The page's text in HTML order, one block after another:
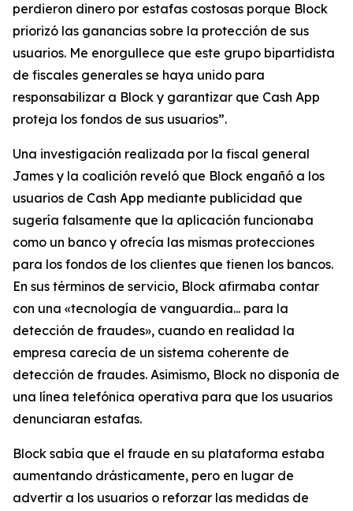
perdieron dinero por estafas costosas porque Block
priorizó las ganancias sobre la protección de sus
usuarios. Me enorgullece que este grupo bipartidista
de fiscales generales se haya unido para
responsabilizar a Block y garantizar que Cash App
proteja los fondos de sus usuarios”.
Una investigación realizada por la fiscal general
James y la coalición reveló que Block engañó a los
usuarios de Cash App mediante publicidad que
sugería falsamente que la aplicación funcionaba
como un banco y ofrecía las mismas protecciones
para los fondos de los clientes que tienen los bancos.
En sus términos de servicio, Block afirmaba contar
con una «tecnología de vanguardia... para la
detección de fraudes», cuando en realidad la
empresa carecía de un sistema coherente de
detección de fraudes. Asimismo, Block no disponía de
una línea telefónica operativa para que los usuarios
denunciaran estafas.
Block sabía que el fraude en su plataforma estaba
aumentando drásticamente, pero en lugar de
advertir a los usuarios o reforzar las medidas de